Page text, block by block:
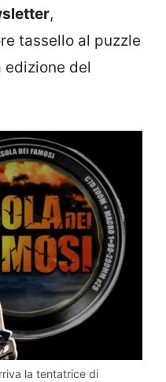
,
tassello al puzzle
del
la tentatrice di